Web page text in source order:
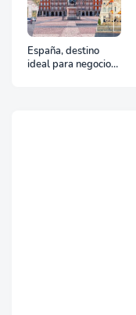
España, destino
ideal para negocios